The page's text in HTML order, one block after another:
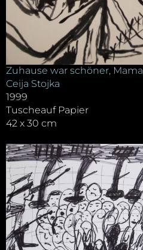
Zuhause war schöner, Mama
Ceija Stojka
1999
Tuscheauf Papier
42 x 30 cm